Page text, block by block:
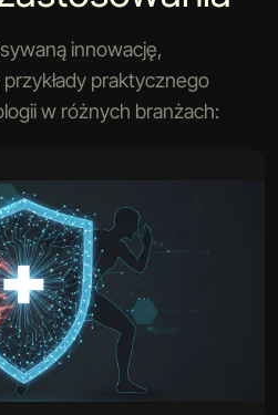
innowację,
praktycznego
w różnych branżach: